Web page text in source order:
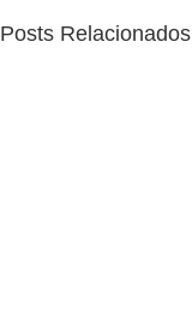
Posts Relacionados